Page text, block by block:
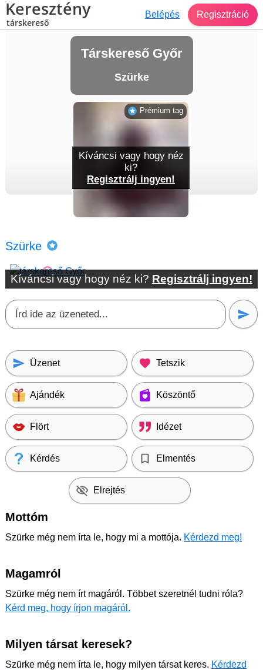
Keresztény
társkereső
Belépés Regisztráció
Társkereső Győr
Szürke
Szürke
Kíváncsi vagy hogy néz ki? Regisztrálj ingyen!
Üzenet Tetszik
Ajándék Köszöntő
Flört Idézet
Kérdés Elmentés
Elrejtés
Mottóm
Szürke még nem írta le, hogy mi a mottója. Kérdezd meg!
Magamról
Szürke még nem írt magáról. Többet szeretnél tudni róla?
Kérd meg, hogy írjon magáról.
Milyen társat keresek?
Szürke még nem írta le, hogy milyen társat keres. Kérdezd
Kíváncsi vagy hogy néz
ki?
Regisztrálj ingyen!
Prémium tag